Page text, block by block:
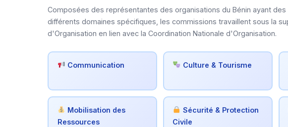
Composées des représentantes des organisations du Bénin ayant
différents domaines spécifiques, les commissions travaillent sous la
d'Organisation en lien avec la Coordination Nationale d'Organisation.
Communication Culture & Tourisme
Mobilisation des
Ressources
Sécurité & Protection
Civile